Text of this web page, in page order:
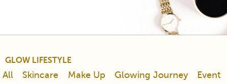
GLOW LIFESTYLE
All Skincare Make Up Glowing Journey Event